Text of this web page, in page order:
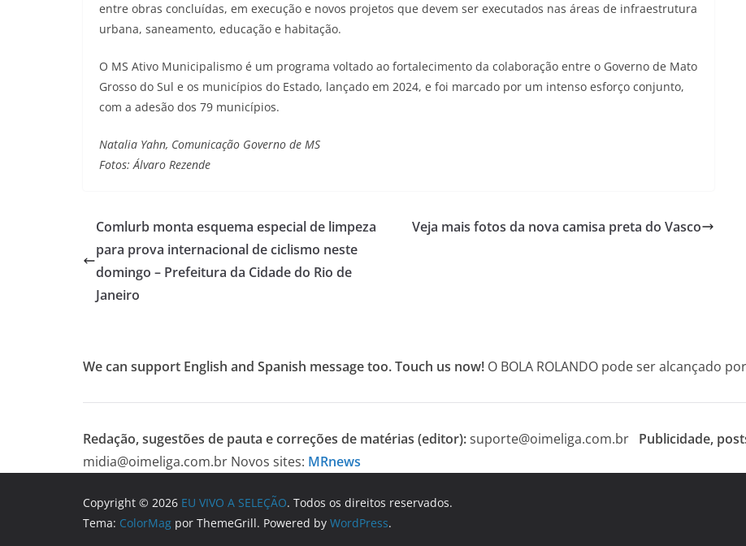
entre obras concluídas, em execução e novos projetos que devem ser executados nas áreas de infraestrutura
urbana, saneamento, educação e habitação.
O MS Ativo Municipalismo é um programa voltado ao fortalecimento da colaboração entre o Governo de Mato
Grosso do Sul e os municípios do Estado, lançado em 2024, e foi marcado por um intenso esforço conjunto,
com a adesão dos 79 municípios.
Natalia Yahn, Comunicação Governo de MS
Fotos: Álvaro Rezende
Comlurb monta esquema especial de limpeza
para prova internacional de ciclismo neste
domingo – Prefeitura da Cidade do Rio de
Janeiro
Veja mais fotos da nova camisa preta do Vasco
We can support English and Spanish message too. Touch us now! O BOLA ROLANDO pode ser alcançado
Redação, sugestões de pauta e correções de matérias (editor):suporte@oimeliga.com.br Publicidade,
midia@oimeliga.com.br Novos sites: MRnews
Copyright © 2026 EU VIVO A SELEÇÃO. Todos os direitos reservados.
Tema: ColorMag por ThemeGrill. Powered by WordPress.